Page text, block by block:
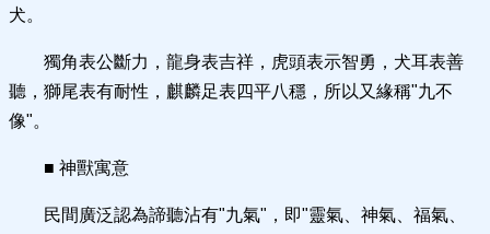
犬。
獨角表公斷力，龍身表吉祥，虎頭表示智勇，犬耳表善
聽，獅尾表有耐性，麒麟足表四平八穩，所以又緣稱"九不
像"。
■ 神獸寓意
民間廣泛認為諦聽沾有"九氣"，即"靈氣、神氣、福氣、